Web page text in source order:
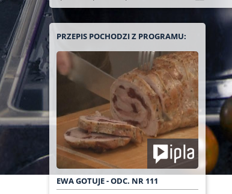
PRZEPIS POCHODZI Z PROGRAMU:
EWA GOTUJE - ODC. NR 111